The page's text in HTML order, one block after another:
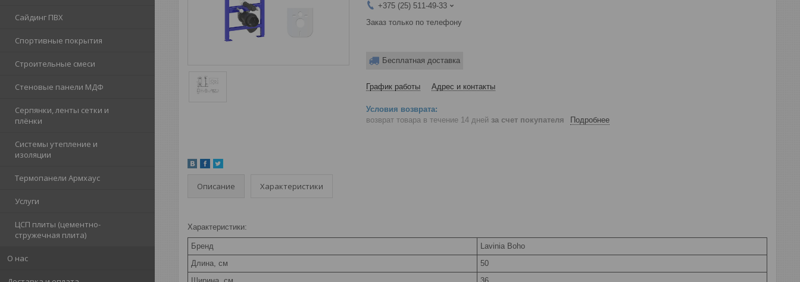
Сайдинг ПВХ
Спортивные покрытия
Строительные смеси
Стеновые панели МДФ
Серпянки, ленты сетки и
плёнки
Системы утепление и
изоляции
Термопанели Армхаус
Услуги
ЦСП плиты (цементно-
стружечная плита)
О нас
+375 (25) 511-49-33
Заказ только по телефону
Бесплатная доставка
График работы Адрес и контакты
возврат товара в течение 14 дней за счет покупателя Подробнее
Описание Характеристики
Характеристики:
Бренд
Lavinia Boho
Длина, см
50